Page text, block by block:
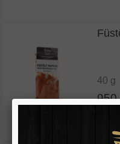
40 g
950